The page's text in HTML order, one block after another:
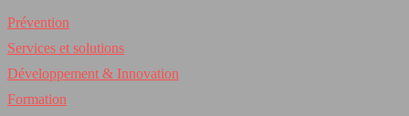
Prévention
Services et solutions
Développement & Innovation
Formation